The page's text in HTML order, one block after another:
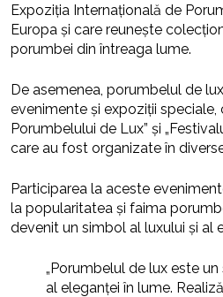
Expoziția Internațională de
Europa și care reunește
porumbei din întreaga lume.
De asemenea, porumbelul de
evenimente și expoziții speciale,
Porumbelului de Lux” și
care au fost organizate în
Participarea la aceste
la popularitatea și faima
devenit un simbol al luxului și al
„Porumbelul de lux este
al eleganței în lume.